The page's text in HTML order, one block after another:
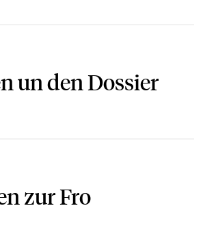
un den Dossier
zur Fro